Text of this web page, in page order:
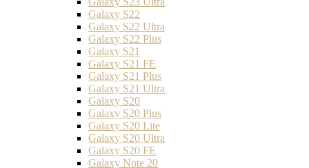
Galaxy S22
Galaxy S22 Ultra
Galaxy S22 Plus
Galaxy S21
Galaxy S21 FE
Galaxy S21 Plus
Galaxy S21 Ultra
Galaxy S20
Galaxy S20 Plus
Galaxy S20 Lite
Galaxy S20 Ultra
Galaxy S20 FE
Galaxy Note 20